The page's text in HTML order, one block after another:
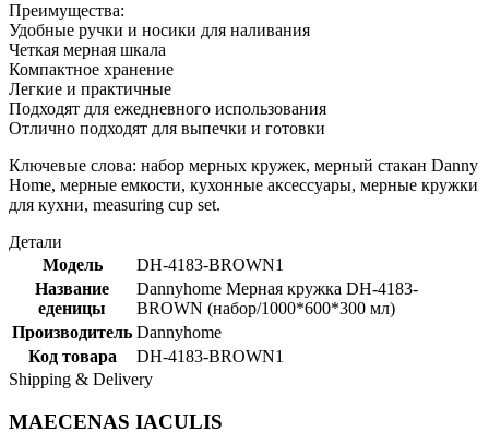
Преимущества:
Удобные ручки и носики для наливания
Четкая мерная шкала
Компактное хранение
Легкие и практичные
Подходят для ежедневного использования
Отлично подходят для выпечки и готовки
Ключевые слова: набор мерных кружек, мерный стакан Danny
Home, мерные емкости, кухонные аксессуары, мерные кружки
для кухни, measuring cup set.
Детали
Модель
DH-4183-BROWN1
Название
еденицы
Dannyhome Мерная кружка DH-4183-
BROWN (набор/1000*600*300 мл)
Производитель Dannyhome
Код товара
DH-4183-BROWN1
Shipping & Delivery
MAECENAS IACULIS